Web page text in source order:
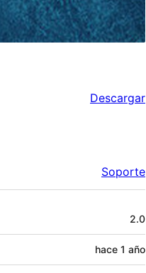
Descargar
Soporte
2.0
hace 1 año